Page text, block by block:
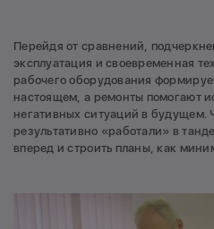
Перейдя от сравнений,
эксплуатация и своевременная
рабочего оборудования
настоящем, а ремонты помогают
негативных ситуаций в будущем.
результативно «работали» в
вперед и строить планы, как